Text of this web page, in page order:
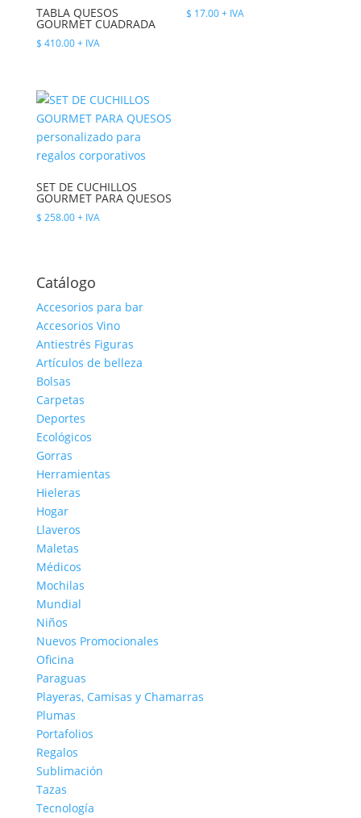
TABLA QUESOS
GOURMET CUADRADA
$ 410.00+ IVA
$ 17.00+ IVA
SET DE CUCHILLOS
GOURMET PARA QUESOS
$ 258.00+ IVA
Catálogo
Accesorios para bar
Accesorios Vino
Antiestrés Figuras
Artículos de belleza
Bolsas
Carpetas
Deportes
Ecológicos
Gorras
Herramientas
Hieleras
Hogar
Llaveros
Maletas
Médicos
Mochilas
Mundial
Niños
Nuevos Promocionales
Oficina
Paraguas
Playeras, Camisas y Chamarras
Plumas
Portafolios
Regalos
Sublimación
Tazas
Tecnología